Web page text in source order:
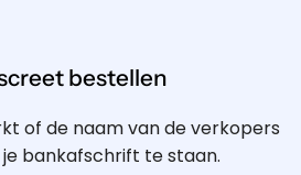
bestellen
of de naam van de verkopers
bankafschrift te staan.